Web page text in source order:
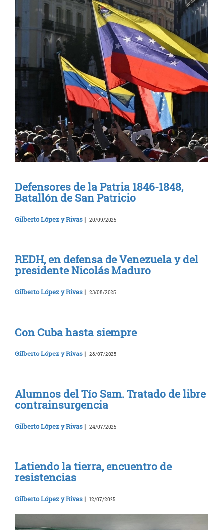
Defensores de la Patria 1846-1848,
Batallón de San Patricio
Gilberto López y Rivas | 20/09/2025
REDH, en defensa de Venezuela y del
presidente Nicolás Maduro
Gilberto López y Rivas | 23/08/2025
Con Cuba hasta siempre
Gilberto López y Rivas | 28/07/2025
Alumnos del Tío Sam. Tratado de libre
contrainsurgencia
Gilberto López y Rivas | 24/07/2025
Latiendo la tierra, encuentro de
resistencias
Gilberto López y Rivas | 12/07/2025